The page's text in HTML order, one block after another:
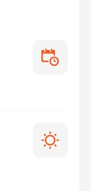
Last
Lato